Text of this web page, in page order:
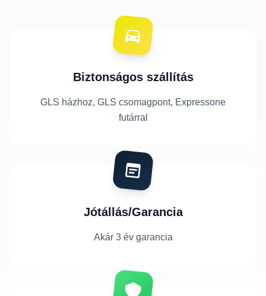
Biztonságos szállítás
GLS házhoz, GLS csomagpont, Expressone
futárral
Jótállás/Garancia
Akár 3 év garancia